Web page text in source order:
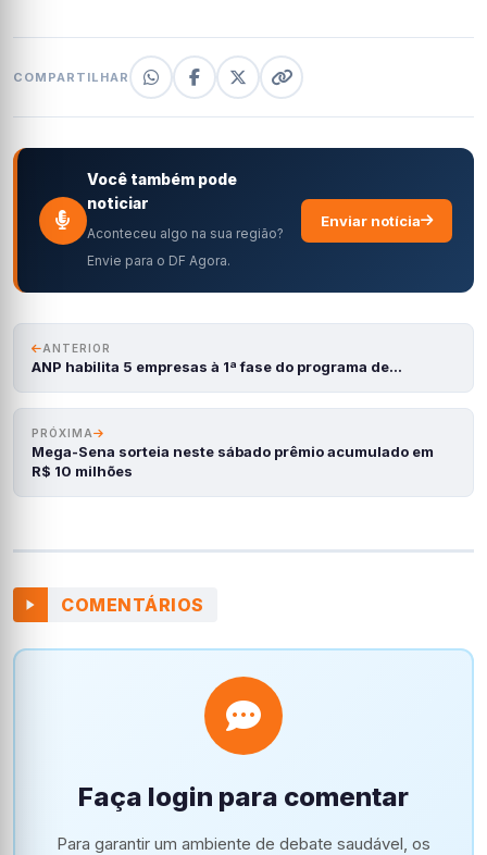
COMPARTILHAR
Você também pode
noticiar
Aconteceu algo na sua região?
Envie para o DF Agora.
Enviar notícia
ANTERIOR
ANP habilita 5 empresas à 1ª fase do programa de…
PRÓXIMA
Mega-Sena sorteia neste sábado prêmio acumulado em
R$ 10 milhões
COMENTÁRIOS
Faça login para comentar
Para garantir um ambiente de debate saudável, os